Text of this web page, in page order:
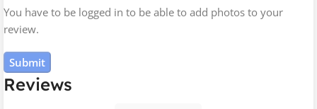
Reviews
You have to be logged in to be able to add photos to your
review.